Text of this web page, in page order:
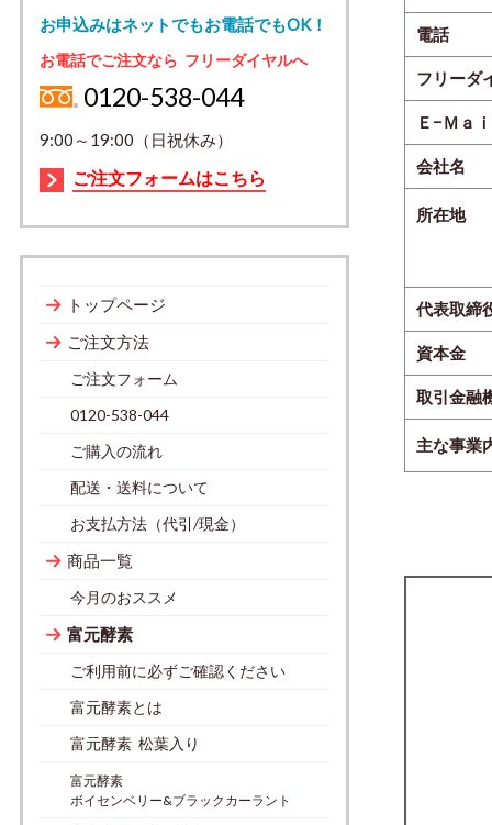
電話
フリーダ
Ｅ−Ｍａ
会社名
所在地
代表取締
資本金
取引金融
主な事業
お申込みはネットでもお電話でもOK！
お電話でご注文なら フリーダイヤルへ
0120-538-044
9:00～19:00（日祝休み）
ご注文フォームはこちら
トップページ
ご注文方法
ご注文フォーム
0120-538-044
ご購入の流れ
配送・送料について
お支払方法（代引/現金）
商品一覧
今月のおススメ
富元酵素
ご利用前に必ずご確認ください
富元酵素とは
富元酵素 松葉入り
富元酵素
ボイセンベリー&ブラックカーラント